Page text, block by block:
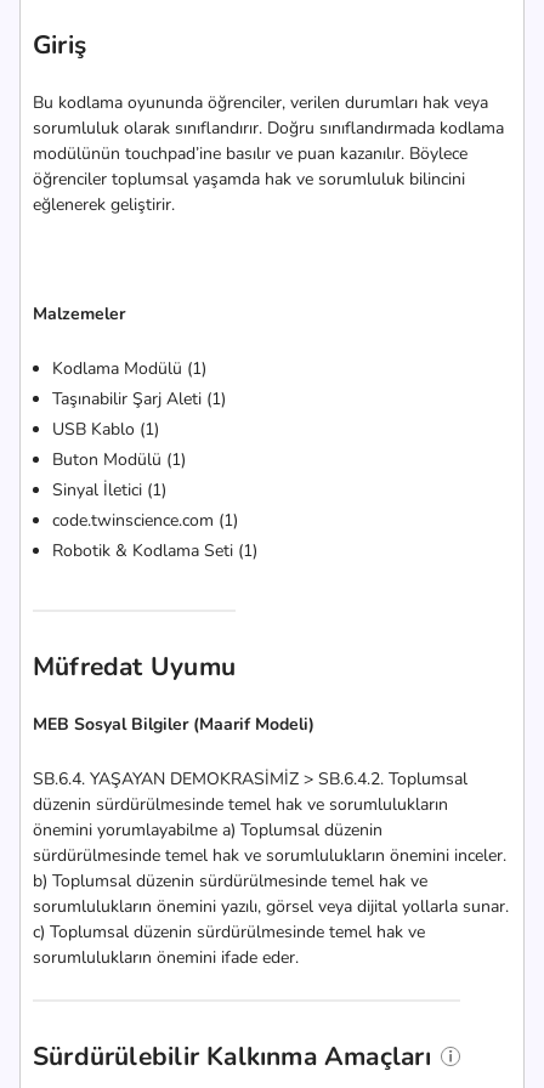
Giriş
Bu kodlama oyununda öğrenciler, verilen durumları hak veya
sorumluluk olarak sınıflandırır. Doğru sınıflandırmada kodlama
modülünün touchpad’ine basılır ve puan kazanılır. Böylece
öğrenciler toplumsal yaşamda hak ve sorumluluk bilincini
eğlenerek geliştirir.
Malzemeler
Kodlama Modülü (1)
Taşınabilir Şarj Aleti (1)
USB Kablo (1)
Buton Modülü (1)
Sinyal İletici (1)
code.twinscience.com (1)
Robotik & Kodlama Seti (1)
Müfredat Uyumu
MEB Sosyal Bilgiler (Maarif Modeli)
SB.6.4. YAŞAYAN DEMOKRASİMİZ > SB.6.4.2. Toplumsal
düzenin sürdürülmesinde temel hak ve sorumlulukların
önemini yorumlayabilme a) Toplumsal düzenin
sürdürülmesinde temel hak ve sorumlulukların önemini inceler.
b) Toplumsal düzenin sürdürülmesinde temel hak ve
sorumlulukların önemini yazılı, görsel veya dijital yollarla sunar.
c) Toplumsal düzenin sürdürülmesinde temel hak ve
sorumlulukların önemini ifade eder.
Sürdürülebilir Kalkınma Amaçları